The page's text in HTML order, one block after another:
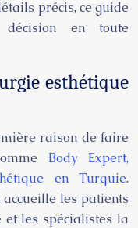
précis, ce guide
en toute
esthétique
raison de faire
Body Expert,
en Turquie.
les patients
et les spécialistes la